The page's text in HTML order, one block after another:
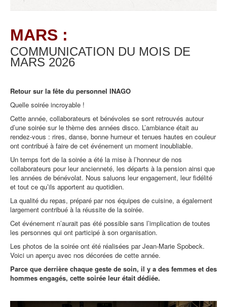
MARS :
COMMUNICATION DU MOIS DE
MARS 2026
Retour sur la fête du personnel INAGO
Quelle soirée incroyable !
Cette année, collaborateurs et bénévoles se sont retrouvés autour
d’une soirée sur le thème des années disco. L’ambiance était au
rendez-vous : rires, danse, bonne humeur et tenues hautes en couleur
ont contribué à faire de cet événement un moment inoubliable.
Un temps fort de la soirée a été la mise à l’honneur de nos
collaborateurs pour leur ancienneté, les départs à la pension ainsi que
les années de bénévolat. Nous saluons leur engagement, leur fidélité
et tout ce qu’ils apportent au quotidien.
La qualité du repas, préparé par nos équipes de cuisine, a également
largement contribué à la réussite de la soirée.
Cet événement n’aurait pas été possible sans l’implication de toutes
les personnes qui ont participé à son organisation.
Les photos de la soirée ont été réalisées par Jean-Marie Spobeck.
Voici un aperçu avec nos décorées de cette année.
Parce que derrière chaque geste de soin, il y a des femmes et des
hommes engagés, cette soirée leur était dédiée.